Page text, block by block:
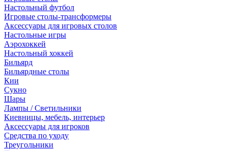
Настольный футбол
Игровые столы-трансформеры
Аксессуары для игровых столов
Настольные игры
Аэрохоккей
Настольный хоккей
Бильярд
Бильярдные столы
Кии
Сукно
Шары
Лампы / Светильники
Киевницы, мебель, интерьер
Аксессуары для игроков
Средства по уходу
Треугольники